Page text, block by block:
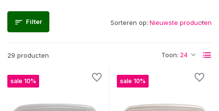
Filter
29 producten Toon:
Sorteren op:
sale 10% sale 10%